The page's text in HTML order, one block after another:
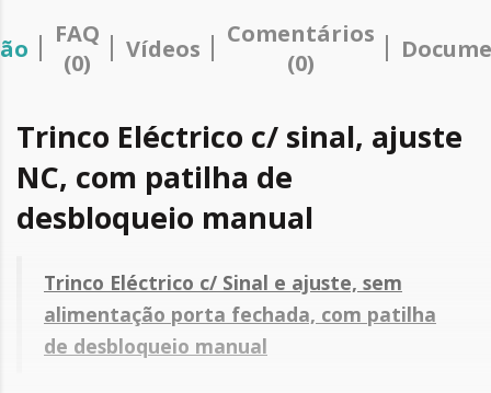
FAQ
(0)
Vídeos
Comentários
(0)
Trinco Eléctrico c/ sinal, ajuste
NC, com patilha de
desbloqueio manual
Trinco Eléctrico c/ Sinal e ajuste, sem
alimentação porta fechada, com patilha
de desbloqueio manual